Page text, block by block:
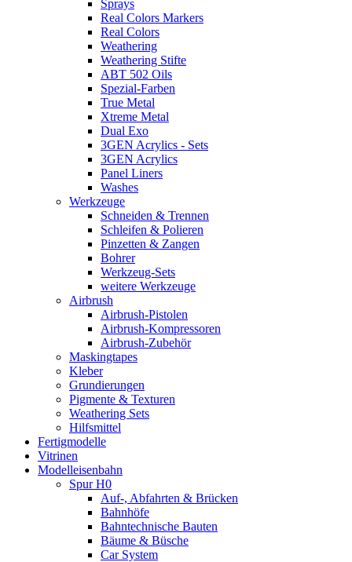
Sprays
Real Colors Markers
Real Colors
Weathering
Weathering Stifte
ABT 502 Oils
Spezial-Farben
True Metal
Xtreme Metal
Dual Exo
3GEN Acrylics - Sets
3GEN Acrylics
Panel Liners
Washes
Werkzeuge
Schneiden & Trennen
Schleifen & Polieren
Pinzetten & Zangen
Bohrer
Werkzeug-Sets
weitere Werkzeuge
Airbrush
Airbrush-Pistolen
Airbrush-Kompressoren
Airbrush-Zubehör
Maskingtapes
Kleber
Grundierungen
Pigmente & Texturen
Weathering Sets
Hilfsmittel
Fertigmodelle
Vitrinen
Modelleisenbahn
Spur H0
Auf-, Abfahrten & Brücken
Bahnhöfe
Bahntechnische Bauten
Bäume & Büsche
Car System